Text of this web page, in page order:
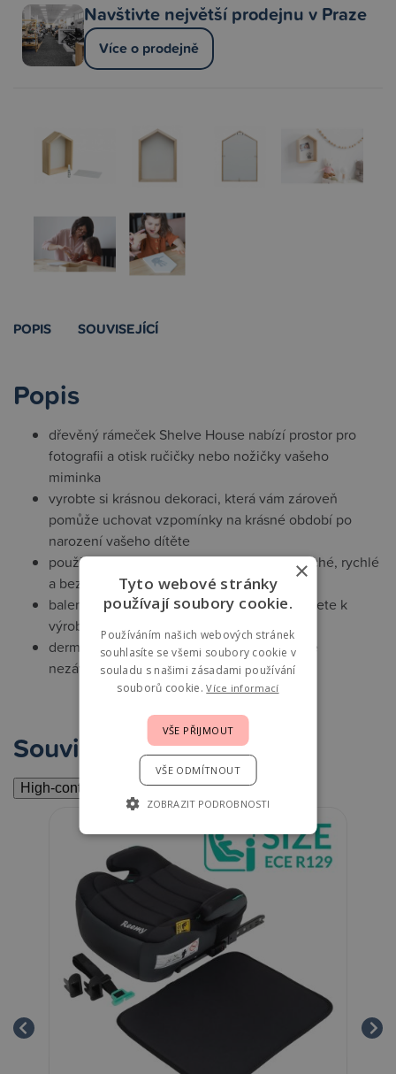
Navštivte největší prodejnu v Praze
Více o prodejně
POPIS SOUVISEJÍCÍ
Popis
dřevěný rámeček Shelve House nabízí prostor pro
fotografii a otisk ručičky nebo nožičky vašeho
miminka
vyrobte si krásnou dekoraci, která vám zároveň
pomůže uchovat vzpomínky na krásné období po
narození vašeho dítěte
použití dle přiloženého návodu je jednoduché, rychlé
a bez nepořádku
balení obsahuje rámeček a vše, co potřebujete k
výrobě otisku
dermatologicky testováno - 100% zdravotně
nezávadný
Související
High-contrast mode
×
Tyto webové stránky
používají soubory cookie.
Používáním našich webových stránek
souhlasíte se všemi soubory cookie v
souladu s našimi zásadami používání
souborů cookie.Více informací
VŠE PŘIJMOUT
VŠE ODMÍTNOUT
ZOBRAZIT PODROBNOSTI